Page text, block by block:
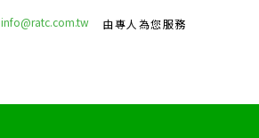
info@ratc.com.tw 由專人為您服務